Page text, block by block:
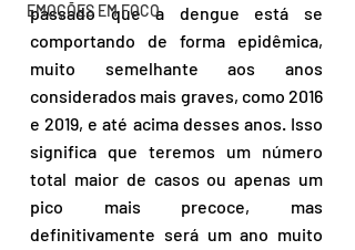
EMOÇÕES EM FOCO
passado que a dengue está se
comportando de forma epidêmica,
muito semelhante aos anos
considerados mais graves, como 2016
e 2019, e até acima desses anos. Isso
significa que teremos um número
total maior de casos ou apenas um
pico mais precoce, mas
definitivamente será um ano muito